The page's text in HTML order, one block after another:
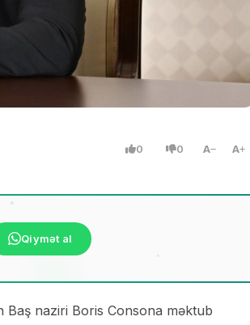
0 0 A A
Qiymət al
Baş naziri Boris Consona məktub